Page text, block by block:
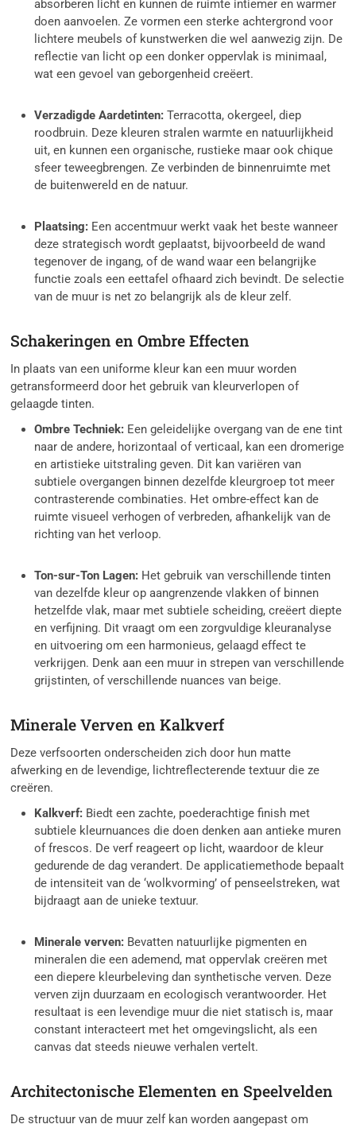
absorberen licht en kunnen de ruimte intiemer en warmer
doen aanvoelen. Ze vormen een sterke achtergrond voor
lichtere meubels of kunstwerken die wel aanwezig zijn. De
reflectie van licht op een donker oppervlak is minimaal,
wat een gevoel van geborgenheid creëert.
Verzadigde Aardetinten: Terracotta, okergeel, diep
roodbruin. Deze kleuren stralen warmte en natuurlijkheid
uit, en kunnen een organische, rustieke maar ook chique
sfeer teweegbrengen. Ze verbinden de binnenruimte met
de buitenwereld en de natuur.
Plaatsing: Een accentmuur werkt vaak het beste wanneer
deze strategisch wordt geplaatst, bijvoorbeeld de wand
tegenover de ingang, of de wand waar een belangrijke
functie zoals een eettafel ofhaard zich bevindt. De selectie
van de muur is net zo belangrijk als de kleur zelf.
Schakeringen en Ombre Effecten
In plaats van een uniforme kleur kan een muur worden
getransformeerd door het gebruik van kleurverlopen of
gelaagde tinten.
Ombre Techniek: Een geleidelijke overgang van de ene tint
naar de andere, horizontaal of verticaal, kan een dromerige
en artistieke uitstraling geven. Dit kan variëren van
subtiele overgangen binnen dezelfde kleurgroep tot meer
contrasterende combinaties. Het ombre-effect kan de
ruimte visueel verhogen of verbreden, afhankelijk van de
richting van het verloop.
Ton-sur-Ton Lagen: Het gebruik van verschillende tinten
van dezelfde kleur op aangrenzende vlakken of binnen
hetzelfde vlak, maar met subtiele scheiding, creëert diepte
en verfijning. Dit vraagt om een zorgvuldige kleuranalyse
en uitvoering om een harmonieus, gelaagd effect te
verkrijgen. Denk aan een muur in strepen van verschillende
grijstinten, of verschillende nuances van beige.
Minerale Verven en Kalkverf
Deze verfsoorten onderscheiden zich door hun matte
afwerking en de levendige, lichtreflecterende textuur die ze
creëren.
Kalkverf: Biedt een zachte, poederachtige finish met
subtiele kleurnuances die doen denken aan antieke muren
of frescos. De verf reageert op licht, waardoor de kleur
gedurende de dag verandert. De applicatiemethode bepaalt
de intensiteit van de ‘wolkvorming’ of penseelstreken, wat
bijdraagt aan de unieke textuur.
Minerale verven: Bevatten natuurlijke pigmenten en
mineralen die een ademend, mat oppervlak creëren met
een diepere kleurbeleving dan synthetische verven. Deze
verven zijn duurzaam en ecologisch verantwoorder. Het
resultaat is een levendige muur die niet statisch is, maar
constant interacteert met het omgevingslicht, als een
canvas dat steeds nieuwe verhalen vertelt.
Architectonische Elementen en Speelvelden
De structuur van de muur zelf kan worden aangepast om